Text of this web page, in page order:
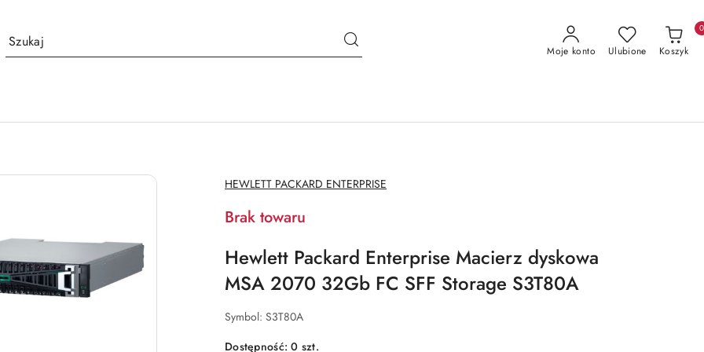
Moje konto Ulubione Koszyk
0
NAZWA
PRODUCENTA:
HEWLETT PACKARD ENTERPRISE
Brak towaru
Hewlett Packard Enterprise Macierz dyskowa
MSA 2070 32Gb FC SFF Storage S3T80A
Symbol: S3T80A
Dostępność:0 szt.